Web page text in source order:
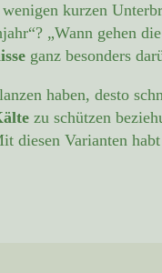
kurzen
„Wann gehen
ganz besonders
haben, desto
zu schützen
diesen Varianten